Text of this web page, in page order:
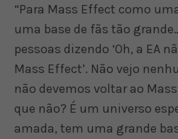
“Para Mass Effect como
uma base de fãs tão
pessoas dizendo ‘Oh, a EA
Mass Effect’. Não vejo
não devemos voltar ao
que não? É um universo
amada, tem uma grande